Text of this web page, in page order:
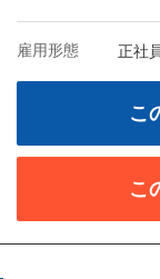
雇用形態 正社
こ
こ